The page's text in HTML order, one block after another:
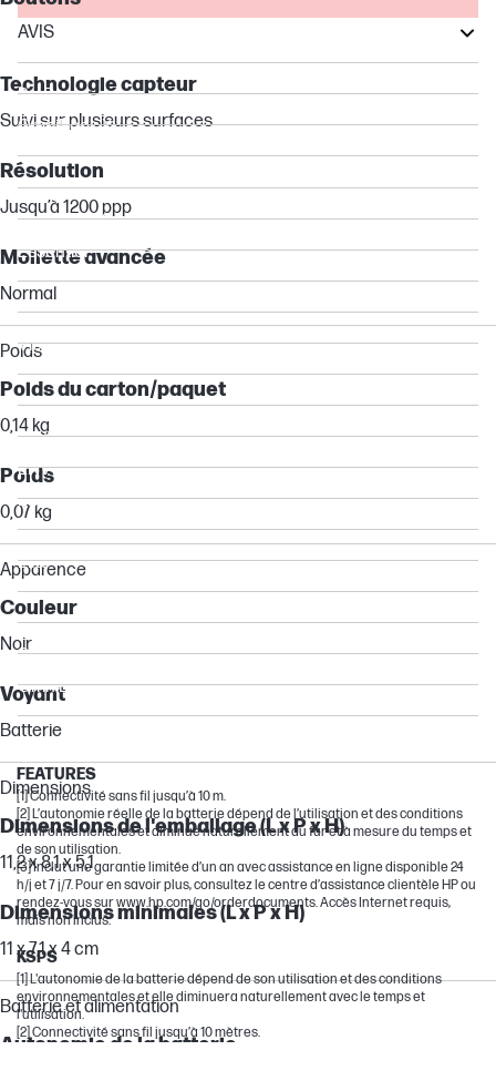
Technologie capteur
Suivi sur plusieurs surfaces
Résolution
Jusqu’à 1200 ppp
Mollette avancée
Normal
Poids
Poids du carton/paquet
0,14 kg
Poids
0,07 kg
Apparence
Couleur
Noir
Voyant
Batterie
Dimensions
Dimensions de l'emballage (L x P x H)
11,2 x 8,1 x 5,1
Dimensions minimales (L x P x H)
11 x 7,1 x 4 cm
Batterie et alimentation
Autonomie de la batterie
AVIS
EliteBook
ProBook
OmniBook X
OmniBook 7
OmniBook 5
OmniBook 3
Essential
Other compatible products
Chromebook
Victus by HP
OMEN by HP
OMEN
Pavilion
ENVY
Envy
Pro
Elite
ZHAN
ProDesk
Spectre
OmniBook Ultra
Stream
FEATURES
[1] Connectivité sans fil jusqu’à 10 m.
[2] L’autonomie réelle de la batterie dépend de l’utilisation et des conditions
environnementales et diminue naturellement au fur et à mesure du temps et
de son utilisation.
[3] Inclut une garantie limitée d’un an avec assistance en ligne disponible 24
h/j et 7 j/7. Pour en savoir plus, consultez le centre d’assistance clientèle HP ou
rendez-vous sur www.hp.com/go/orderdocuments. Accès Internet requis,
mais non inclus.
KSPS
[1] L'autonomie de la batterie dépend de son utilisation et des conditions
environnementales et elle diminuera naturellement avec le temps et
l'utilisation.
[2] Connectivité sans fil jusqu’à 10 mètres.